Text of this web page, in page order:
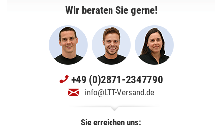
Wir beraten Sie gerne!
+49 (0)2871-2347790
info@LTT-Versand.de
Sie erreichen uns: